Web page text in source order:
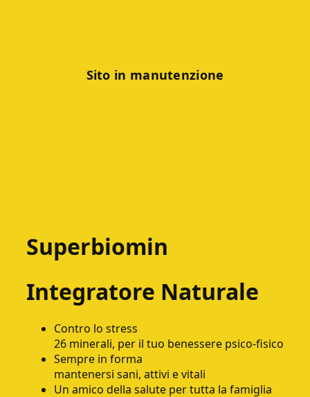
Sito in manutenzione
Superbiomin
Integratore Naturale
Contro lo stress
26 minerali, per il tuo benessere psico-fisico
Sempre in forma
mantenersi sani, attivi e vitali
Un amico della salute per tutta la famiglia